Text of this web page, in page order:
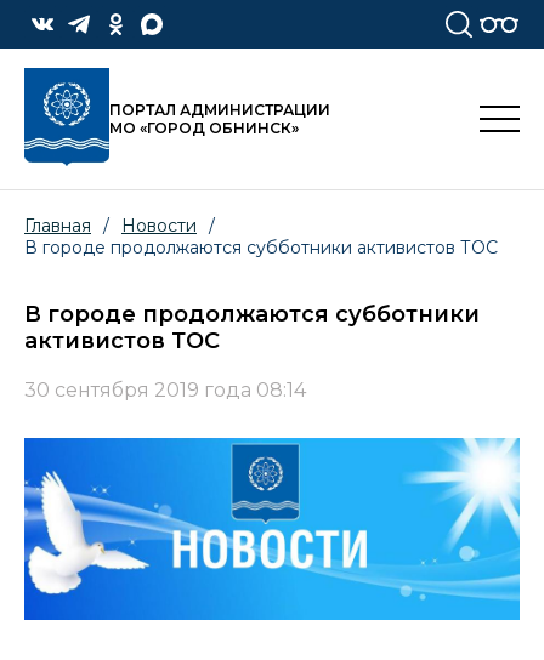
ПОРТАЛ АДМИНИСТРАЦИИ
МО «ГОРОД ОБНИНСК»
Главная / Новости
/
В городе продолжаются субботники активистов ТОС
В городе продолжаются субботники
активистов ТОС
30 сентября 2019 года 08:14